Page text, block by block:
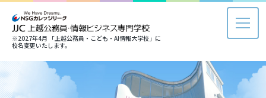
※2027年4月 「上越公務員・こども・AI情報大学校」に
校名変更いたします。